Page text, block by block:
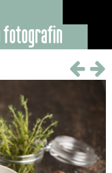
fotografin